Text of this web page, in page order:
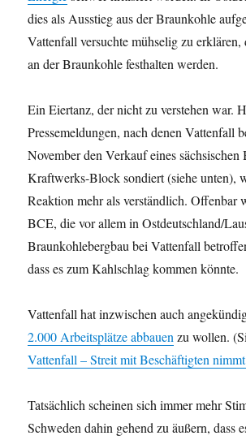
dies als Ausstieg aus der Braunkohle
Vattenfall versuchte mühselig zu erklären,
an der Braunkohle festhalten werden.
Ein Eiertanz, der nicht zu verstehen war.
Pressemeldungen, nach denen Vattenfall
November den Verkauf eines
Kraftwerks-Block sondiert (siehe unten),
Reaktion mehr als verständlich. Offenbar
BCE, die vor allem in Ostdeutschland/
Braunkohlebergbau bei Vattenfall
dass es zum Kahlschlag kommen könnte.
Vattenfall hat inzwischen auch
2.000 Arbeitsplätze abbauen zu wollen.
Vattenfall – Streit mit Beschäftigten
Tatsächlich scheinen sich immer mehr
Schweden dahin gehend zu äußern, dass